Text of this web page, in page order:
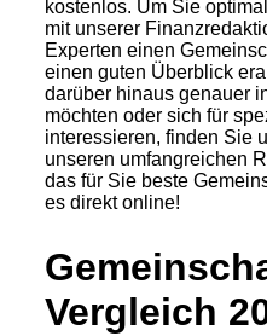
kostenlos. Um Sie
mit unserer
Experten einen
einen guten Überblick
darüber hinaus genauer
möchten oder sich für
interessieren, finden Sie
unseren umfangreichen
das für Sie beste
es direkt online!
Vergleich